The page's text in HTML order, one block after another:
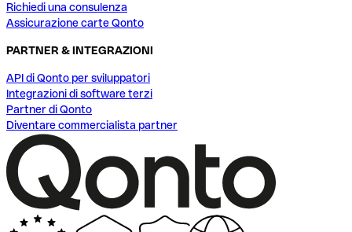
Richiedi una consulenza
Assicurazione carte Qonto
PARTNER & INTEGRAZIONI
API di Qonto per sviluppatori
Integrazioni di software terzi
Partner di Qonto
Diventare commercialista partner